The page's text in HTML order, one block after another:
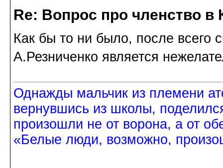
Re: Вопрос про членство в
Как бы то ни было, после всего
А.Резниченко является
Однажды мальчик из племени
вернувшись из школы,
произошли не от ворона, а от
«Белые люди, возможно,